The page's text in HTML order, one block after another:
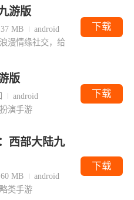
游版
MB
android
漫情缘社交，给
下载
版
android
演手游
下载
西部大陆九
MB
android
类手游
下载